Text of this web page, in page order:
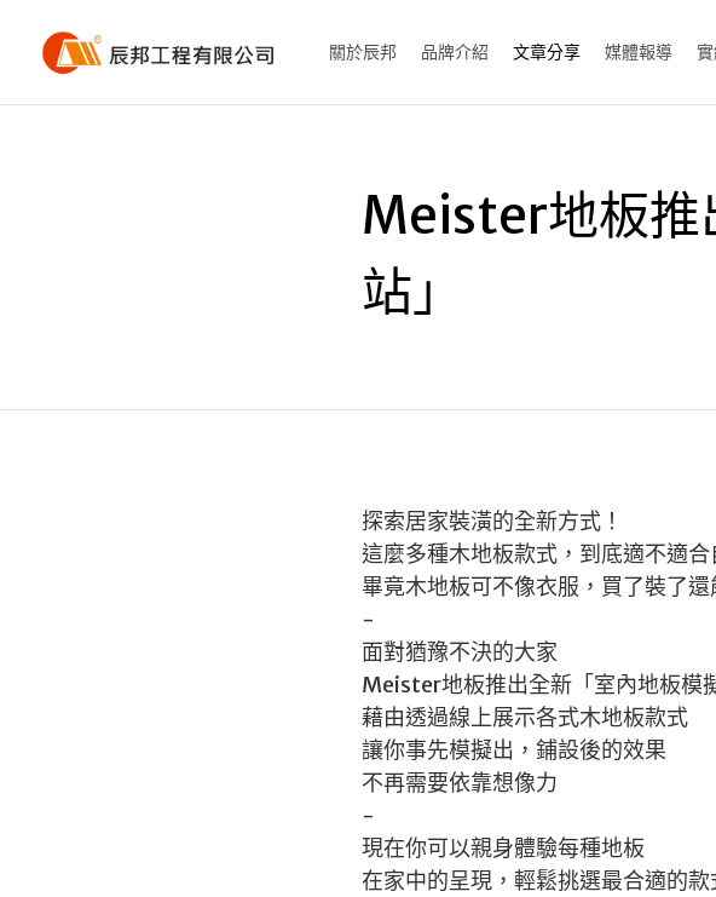
關於辰邦 品牌介紹 文章分享 媒體報導
Meister地板推
站」
探索居家裝潢的全新方式！
這麼多種木地板款式，到底適不適
畢竟木地板可不像衣服，買了裝了還
-
面對猶豫不決的大家
Meister地板推出全新「室內地板模
藉由透過線上展示各式木地板款式
讓你事先模擬出，鋪設後的效果
不再需要依靠想像力
-
現在你可以親身體驗每種地板
在家中的呈現，輕鬆挑選最合適的款